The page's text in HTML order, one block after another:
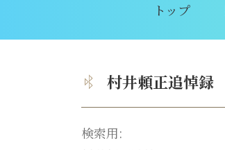
トップ
村井頼正追悼録
検索用: